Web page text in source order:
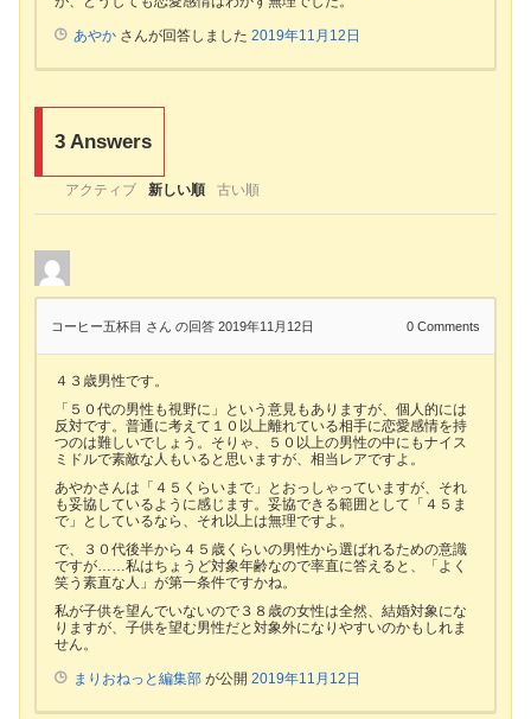
あやか さんが回答しました 2019年11月12日
3 Answers
アクティブ 新しい順 古い順
コーヒー五杯目 さん の回答 2019年11月12日 0 Comments
４３歳男性です。
「５０代の男性も視野に」という意見もありますが、個人的には
反対です。普通に考えて１０以上離れている相手に恋愛感情を持
つのは難しいでしょう。そりゃ、５０以上の男性の中にもナイス
ミドルで素敵な人もいると思いますが、相当レアですよ。
あやかさんは「４５くらいまで」とおっしゃっていますが、それ
も妥協しているように感じます。妥協できる範囲として「４５ま
で」としているなら、それ以上は無理ですよ。
で、３０代後半から４５歳くらいの男性から選ばれるための意識
ですが……私はちょうど対象年齢なので率直に答えると、「よく
笑う素直な人」が第一条件ですかね。
私が子供を望んでいないので３８歳の女性は全然、結婚対象にな
りますが、子供を望む男性だと対象外になりやすいのかもしれま
せん。
まりおねっと編集部 が公開 2019年11月12日